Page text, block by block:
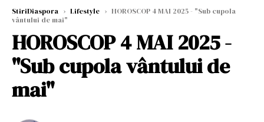
StiriDiaspora › Lifestyle › HOROSCOP 4 MAI 2025 - "Sub cupola
vântului de mai"
HOROSCOP 4 MAI 2025 -
"Sub cupola vântului de
mai"